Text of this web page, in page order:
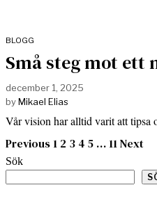
BLOGG
Små steg mot
december 1, 2025
byMikael Elias
Vår vision har alltid varit att
Previous 1 2 3 4 5 … 11Next
Sök